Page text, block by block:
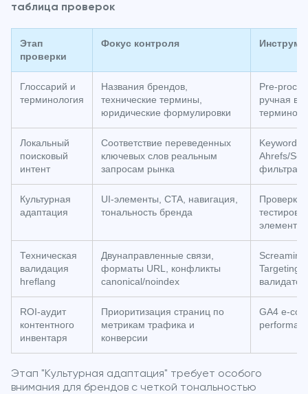
таблица проверок
Этап
проверки
Фокус контроля
Глоссарий и
терминология
Названия брендов,
технические термины,
юридические формулировки
Pre-
ручная
терминов
Локальный
поисковый
интент
Соответствие переведенных
ключевых слов реальным
запросам рынка
Keyword
Ahrefs/
Культурная
адаптация
UI-элементы, CTA, навигация,
тональность бренда
Проверка
элементов
Техническая
валидация
hreflang
Двунаправленные связи,
форматы URL, конфликты
canonical/noindex
Targeting,
ROI-аудит
контентного
инвентаря
Приоритизация страниц по
метрикам трафика и
конверсии
GA4 e-
Этап "Культурная адаптация" требует особого
внимания для брендов с четкой тональностью